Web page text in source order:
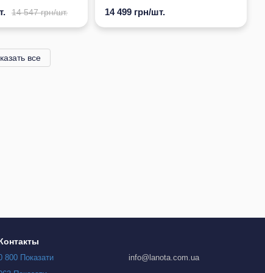
14 547 грн/шт.
14 499 грн/шт.
все
800 Показати
info@lanota.com.ua